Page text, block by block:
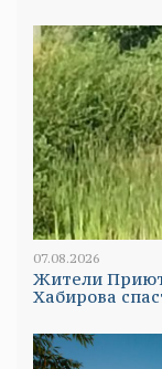
07.08.2026
Жители
Хабирова